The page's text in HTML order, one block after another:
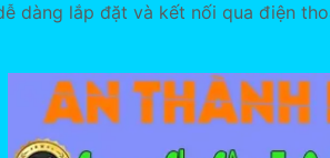
dàng lắp đặt và kết nối qua điện